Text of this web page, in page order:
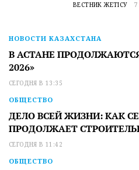
ВЕСТНИК ЖЕТІСУ
НОВОСТИ КАЗАХСТАНА
В АСТАНЕ
2026»
СЕГОДНЯ В 13:35
ОБЩЕСТВО
ДЕЛО ВСЕЙ ЖИЗНИ: КАК
ПРОДОЛЖАЕТ
СЕГОДНЯ В 11:42
ОБЩЕСТВО